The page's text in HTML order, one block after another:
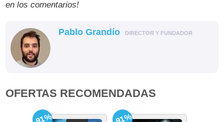
en los comentarios!
Pablo Grandío DIRECTOR Y FUNDADOR
OFERTAS RECOMENDADAS